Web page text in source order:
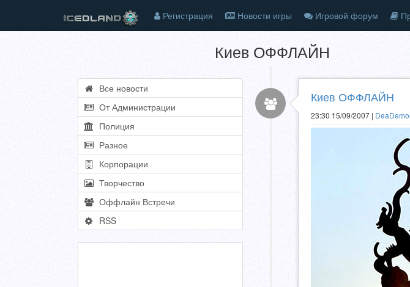
Регистрация Новости игры Игровой форум
Киев ОФФЛАЙН
Все новости
От Администрации
Полиция
Разное
Корпорации
Творчество
Оффлайн Встречи
RSS
Киев ОФФЛАЙН
23:30 15/09/2007 |